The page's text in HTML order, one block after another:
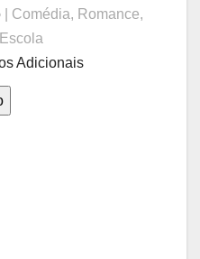
| Comédia, Romance,
Adicionais